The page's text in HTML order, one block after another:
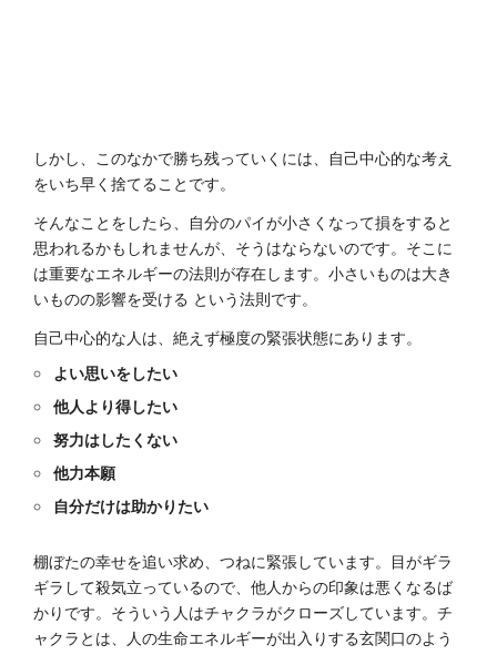
しかし、このなかで勝ち残っていくには、自己中心的な考え
をいち早く捨てることです。
そんなことをしたら、自分のパイが小さくなって損をすると
思われるかもしれませんが、そうはならないのです。そこに
は重要なエネルギーの法則が存在します。小さいものは大き
いものの影響を受ける という法則です。
自己中心的な人は、絶えず極度の緊張状態にあります。
よい思いをしたい
他人より得したい
努力はしたくない
他力本願
自分だけは助かりたい
棚ぼたの幸せを追い求め、つねに緊張しています。目がギラ
ギラして殺気立っているので、他人からの印象は悪くなるば
かりです。そういう人はチャクラがクローズしています。チ
ャクラとは、人の生命エネルギーが出入りする玄関口のよう